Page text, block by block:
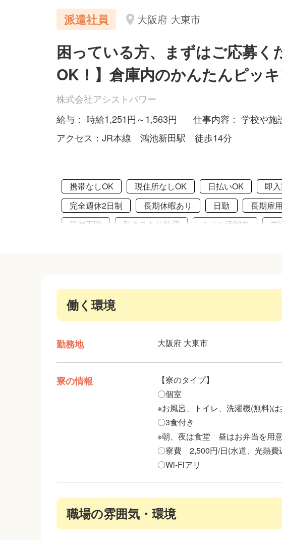
派遣社員 大阪府 大東市
困っている方、まずはご応募く
OK！】倉庫内のかんたんピッ
株式会社アシストパワー
給与： 時給1,251円～1,563円
仕事内容： 学校や施
アクセス：JR本線 鴻池新田駅 徒歩14分
携帯なしOK 現住所なしOK 日払いOK 即
完全週休2日制
長期休暇あり 日勤 長期雇用
学歴不問
引きこもり歓迎 ミドル活躍中 友
働く環境
勤務地 大阪府 大東市
寮の情報
【寮のタイプ】
〇個室
※お風呂、トイレ、洗濯機(無料)
〇3食付き
※朝、夜は食堂 昼はお弁当を用
〇寮費 2,500円/日(水道、光熱費
〇Wi-Fiアリ
職場の雰囲気・環境